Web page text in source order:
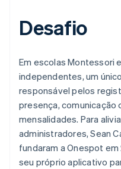
Desafio
Em escolas Montessori
independentes, um
responsável pelos
presença, comunicação
mensalidades. Para
administradores, Sean
fundaram a Onespot
seu próprio aplicativo